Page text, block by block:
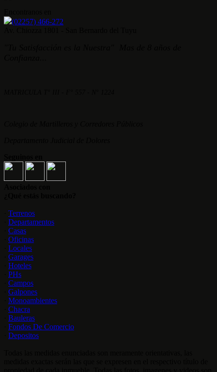
(02257) 466-272
Terrenos
Departamentos
Casas
Oficinas
Locales
Garages
Hoteles
PHs
Campos
Galpones
Monoambientes
Chacra
Bauleras
Fondos De Comercio
Depositos